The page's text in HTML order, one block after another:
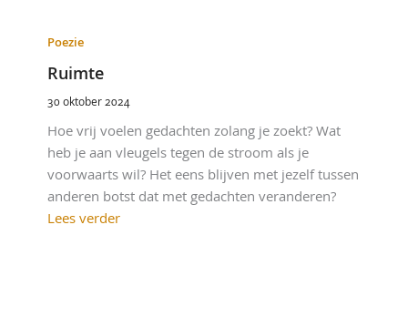
Poezie
Ruimte
30 oktober 2024
Hoe vrij voelen gedachten zolang je zoekt? Wat
heb je aan vleugels tegen de stroom als je
voorwaarts wil? Het eens blijven met jezelf tussen
anderen botst dat met gedachten veranderen?
Lees verder